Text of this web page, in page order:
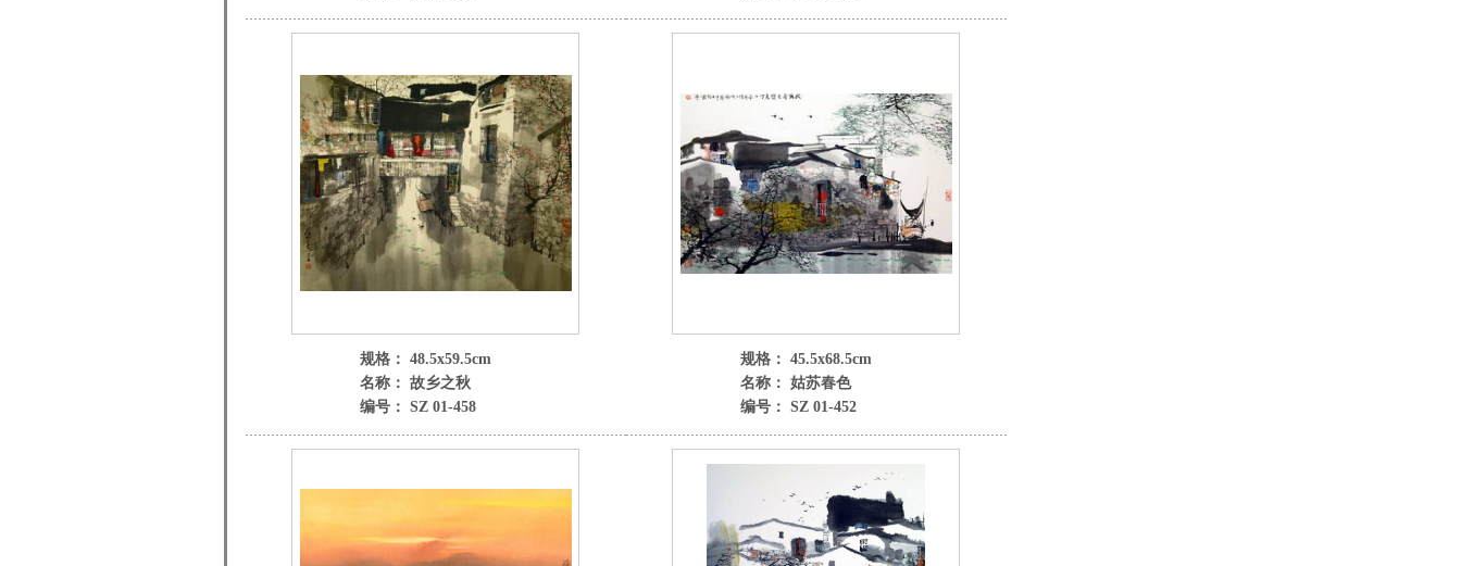
规格： 48.5x59.5cm
名称： 故乡之秋
编号： SZ 01-458
规格： 45.5x68.5cm
名称： 姑苏春色
编号： SZ 01-452